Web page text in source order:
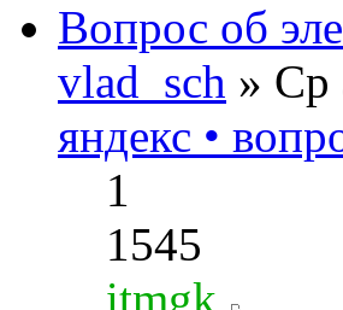
Вопрос об
vlad_sch » Ср
яндекс •
1
1545
itmgk